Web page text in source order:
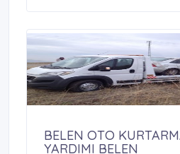
BELEN OTO
YARDIMI BELEN